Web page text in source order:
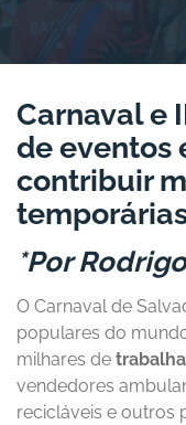
Carnaval e
de eventos
contribuir
*Por
O Carnaval de
populares do
milhares de
vendedores
recicláveis e outros